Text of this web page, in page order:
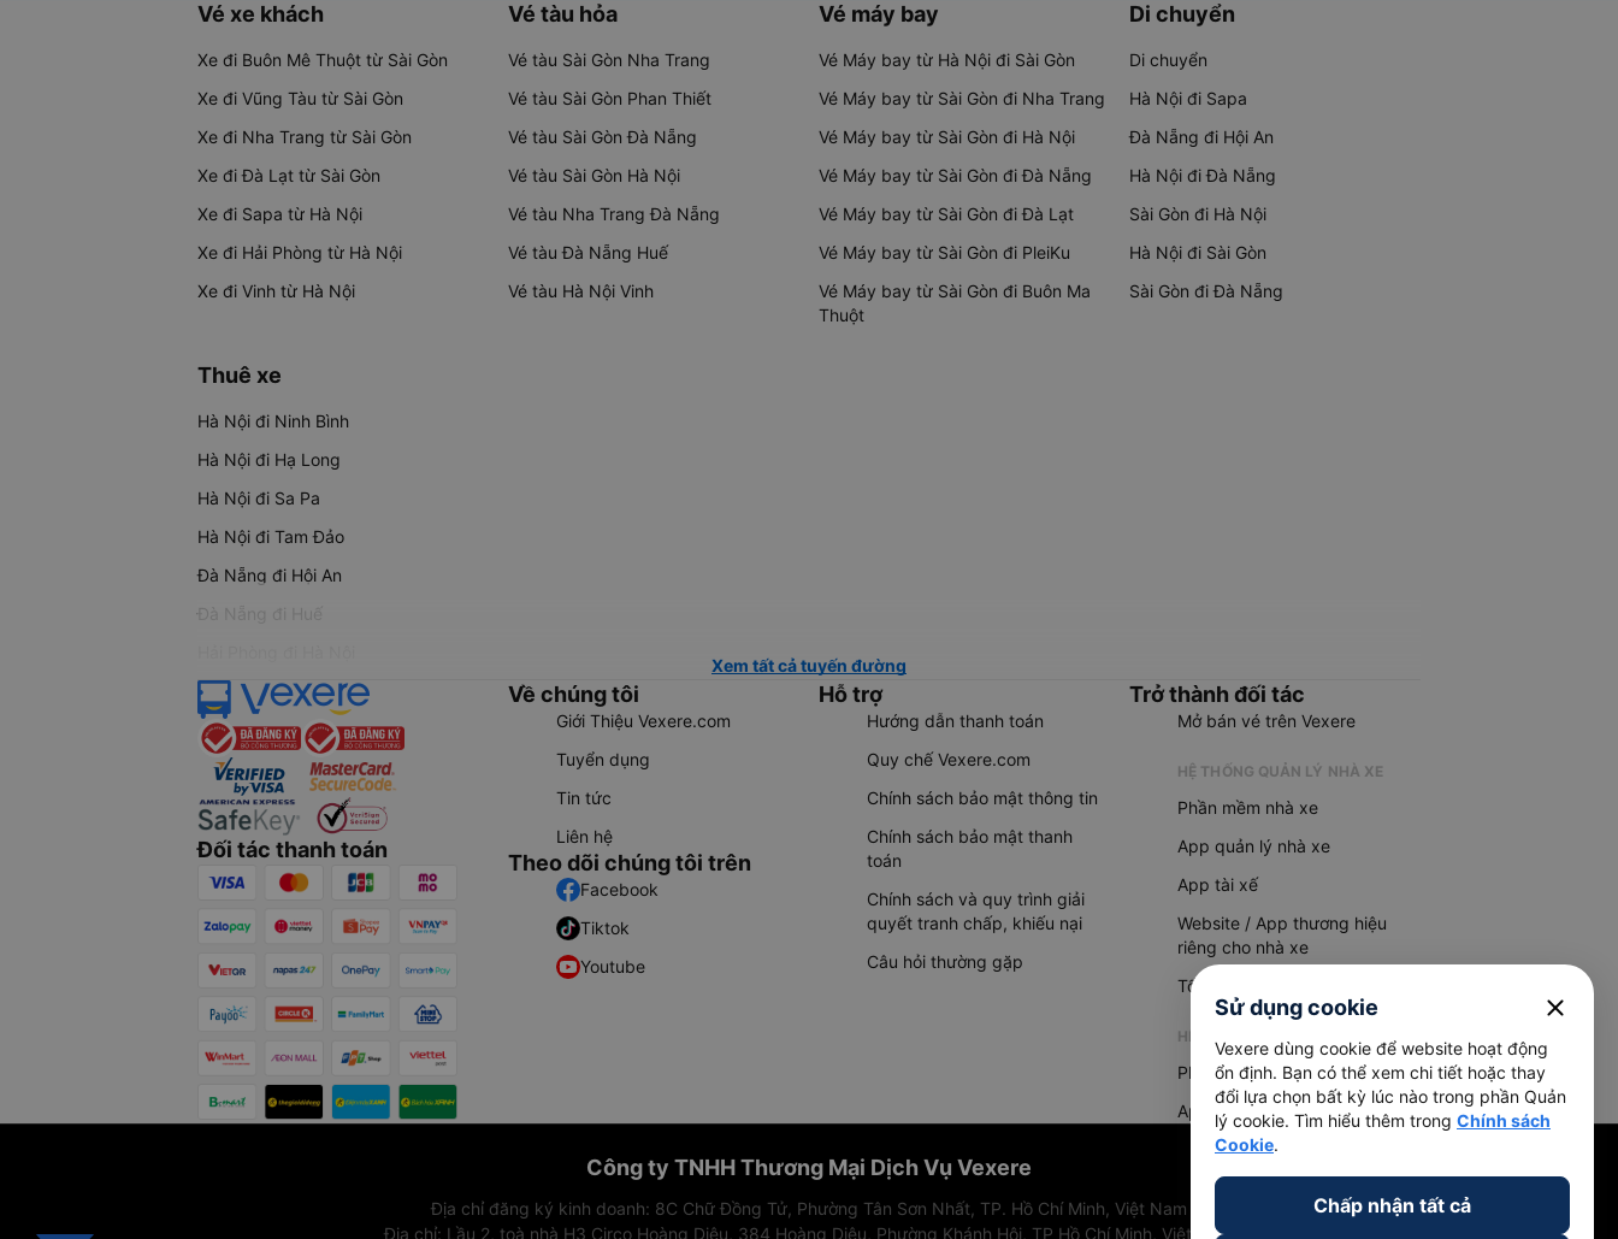
Vé xe khách
Xe đi Buôn Mê Thuột từ Sài Gòn
Xe đi Vũng Tàu từ Sài Gòn
Xe đi Nha Trang từ Sài Gòn
Xe đi Đà Lạt từ Sài Gòn
Xe đi Sapa từ Hà Nội
Xe đi Hải Phòng từ Hà Nội
Xe đi Vinh từ Hà Nội
Vé tàu hỏa
Vé tàu Sài Gòn Nha Trang
Vé tàu Sài Gòn Phan Thiết
Vé tàu Sài Gòn Đà Nẵng
Vé tàu Sài Gòn Hà Nội
Vé tàu Nha Trang Đà Nẵng
Vé tàu Đà Nẵng Huế
Vé tàu Hà Nội Vinh
Vé máy bay
Vé Máy bay từ Hà Nội đi Sài Gòn
Vé Máy bay từ Sài Gòn đi Nha Trang
Vé Máy bay từ Sài Gòn đi Hà Nội
Vé Máy bay từ Sài Gòn đi Đà Nẵng
Vé Máy bay từ Sài Gòn đi Đà Lạt
Vé Máy bay từ Sài Gòn đi PleiKu
Vé Máy bay từ Sài Gòn đi Buôn Ma
Thuột
Di chuyển
Di chuyển
Hà Nội đi Sapa
Đà Nẵng đi Hội An
Hà Nội đi Đà Nẵng
Sài Gòn đi Hà Nội
Hà Nội đi Sài Gòn
Sài Gòn đi Đà Nẵng
Thuê xe
Hà Nội đi Ninh Bình
Hà Nội đi Hạ Long
Hà Nội đi Sa Pa
Hà Nội đi Tam Đảo
Đà Nẵng đi Hội An
Đà Nẵng đi Huế
Xem tất cả tuyến đường
Đối tác thanh toán
Về chúng tôi
Giới Thiệu Vexere.com
Tuyển dụng
Tin tức
Liên hệ
Theo dõi chúng tôi trên
Facebook
Tiktok
Youtube
Hỗ trợ
Hướng dẫn thanh toán
Quy chế Vexere.com
Chính sách bảo mật thông tin
Chính sách bảo mật thanh
toán
Chính sách và quy trình giải
quyết tranh chấp, khiếu nại
Câu hỏi thường gặp
Trở thành đối tác
Mở bán vé trên Vexere
HỆ THỐNG QUẢN LÝ NHÀ XE
Phần mềm nhà xe
App quản lý nhà xe
App tài xế
Website / App thương hiệu
riêng cho nhà xe
Tổng đài AI
HỆ THỐNG QUẢN LÝ HÀNG HOÁ
Phần mềm quản lý hàng hoá
App quản lý hàng hoá
Công ty TNHH Thương Mại Dịch Vụ Vexere
Địa chỉ đăng ký kinh doanh: 8C Chữ Đồng Tử, Phường Tân Sơn Nhất, TP. Hồ Chí Minh, Việt Nam
Địa chỉ: Lầu 2, toà nhà H3 Circo Hoàng Diệu, 384 Hoàng Diệu, Phường Khánh Hội, TP Hồ Chí Minh, Việt Nam
Sử dụng cookie close
Vexere dùng cookie để website hoạt động
ổn định. Bạn có thể xem chi tiết hoặc thay
đổi lựa chọn bất kỳ lúc nào trong phần Quản
lý cookie. Tìm hiểu thêm trong Chính sách
Cookie.
Chấp nhận tất cả